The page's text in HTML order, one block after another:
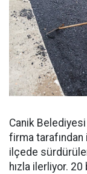
Canik
firma
ilçede
hızla ilerliyor.